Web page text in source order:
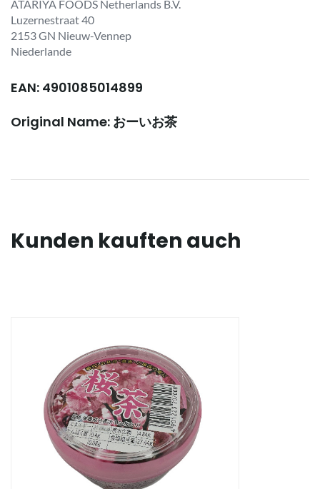
ATARIYA FOODS Netherlands B.V.
Luzernestraat 40
2153 GN Nieuw-Vennep
Niederlande
EAN: 4901085014899
Original Name: おーいお茶
Kunden kauften auch